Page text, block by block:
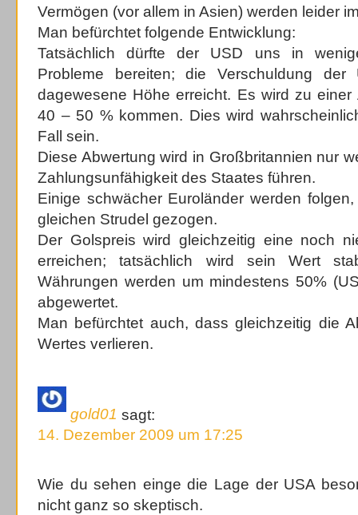
Vermögen (vor allem in Asien) werden leider
Man befürchtet folgende Entwicklung:
Tatsächlich dürfte der USD uns in
Probleme bereiten; die Verschuldung
dagewesene Höhe erreicht. Es wird zu einer
40 – 50 % kommen. Dies wird
Fall sein.
Diese Abwertung wird in Großbritannien nur
Zahlungsunfähigkeit des Staates führen.
Einige schwächer Euroländer werden
gleichen Strudel gezogen.
Der Golspreis wird gleichzeitig eine noch
erreichen; tatsächlich wird sein Wert
Währungen werden um mindestens 50%
abgewertet.
Man befürchtet auch, dass gleichzeitig die
Wertes verlieren.
gold01 sagt:
14. Dezember 2009 um 17:25
Wie du sehen einge die Lage der USA
nicht ganz so skeptisch.